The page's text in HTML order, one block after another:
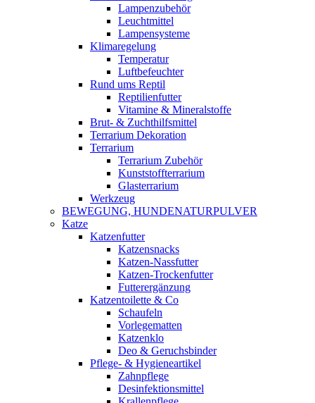
Lampenzubehör
Leuchtmittel
Lampensysteme
Klimaregelung
Temperatur
Luftbefeuchter
Rund ums Reptil
Reptilienfutter
Vitamine & Mineralstoffe
Brut- & Zuchthilfsmittel
Terrarium Dekoration
Terrarium
Terrarium Zubehör
Kunststoffterrarium
Glasterrarium
Werkzeug
BEWEGUNG, HUNDENATURPULVER
Katze
Katzenfutter
Katzensnacks
Katzen-Nassfutter
Katzen-Trockenfutter
Futterergänzung
Katzentoilette & Co
Schaufeln
Vorlegematten
Katzenklo
Deo & Geruchsbinder
Pflege- & Hygieneartikel
Zahnpflege
Desinfektionsmittel